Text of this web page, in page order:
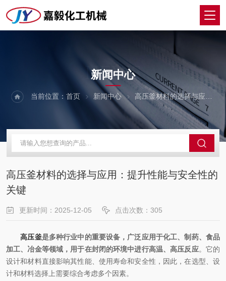
NEWS
新闻中心
当前位置：首页 新闻中心 高压釜材料的选择与应用：提升性能与安全性的关键
高压釜材料的选择与应用：提升性能与安全性的
关键
更新时间：2025-12-05 点击次数：305
高压釜是多种行业中的重要设备，广泛应用于化工、制药、食品
加工、冶金等领域，用于在封闭的环境中进行高温、高压反应。它的
设计和材料直接影响其性能、使用寿命和安全性，因此，在选型、设
计和材料选择上需要综合考虑多个因素。